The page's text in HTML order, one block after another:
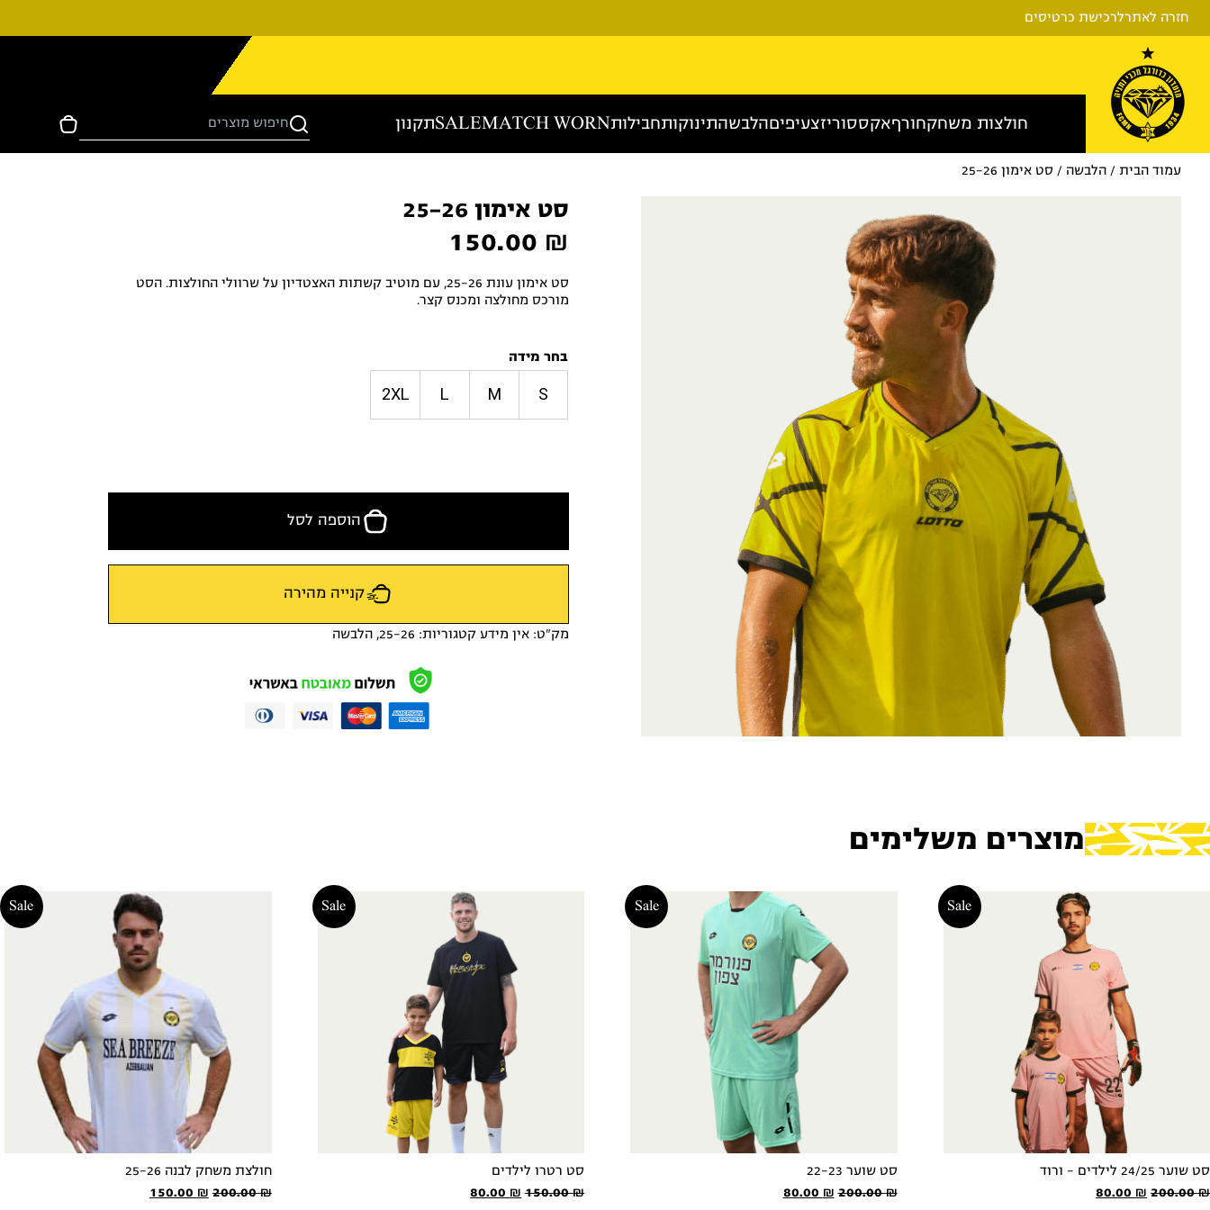
חזרה לאתרלרכישת כרטיסים
חולצות משחקחורףאקססוריזצעיפיםהלבשהתינוקותחבילותMATCH WORN
SALEתקנון
עמוד הבית / הלבשה / סט אימון 25-26
סט אימון 25-26
150.00 ₪
סט אימון עונת 25-26, עם מוטיב קשתות האצטדיון על שרוולי החולצות. הסט
מורכס מחולצה ומכנס קצר.
בחר מידה
S
M
L
2XL
הוספה לסל
קנייה מהירה
מק"ט: אין מידע קטגוריות: 25-26
, הלבשה
מוצרים משלימים
Sale
סט שוער 24/25 לילדים - ורוד
200.00₪
המחיר
80.00 ₪
המחיר
Sale
סט שוער 22-23
200.00₪
המחיר
80.00 ₪
המחיר
Sale
סט רטרו לילדים
150.00₪
המחיר
80.00 ₪
המחיר
Sale
חולצת משחק לבנה 25-26
200.00₪
המחיר
150.00 ₪